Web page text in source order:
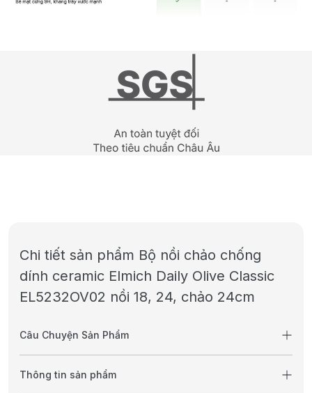
Chi tiết sản phẩm Bộ nồi chảo chống
dính ceramic Elmich Daily Olive Classic
EL5232OV02 nồi 18, 24, chảo 24cm
Câu Chuyện Sản Phẩm
Thông tin sản phẩm